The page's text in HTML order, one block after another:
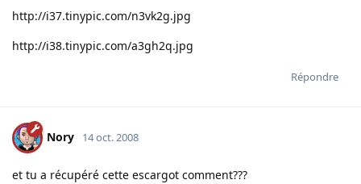
http://i37.tinypic.com/n3vk2g.jpg
http://i38.tinypic.com/a3gh2q.jpg
Répondre
Nory 14 oct. 2008
et tu a récupéré cette escargot comment???